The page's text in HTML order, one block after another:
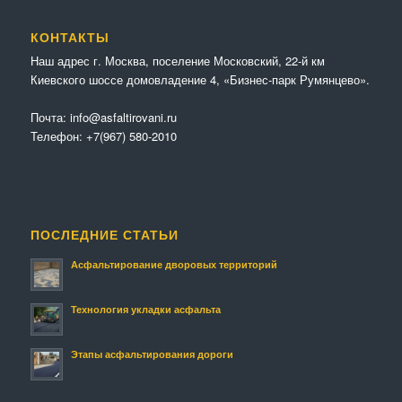
КОНТАКТЫ
Наш адрес г. Москва, поселение Московский, 22-й км
Киевского шоссе домовладение 4, «Бизнес-парк Румянцево».
Почта: info@asfaltirovani.ru
Телефон: +7(967) 580-2010
ПОСЛЕДНИЕ СТАТЬИ
Асфальтирование дворовых территорий
Технология укладки асфальта
Этапы асфальтирования дороги